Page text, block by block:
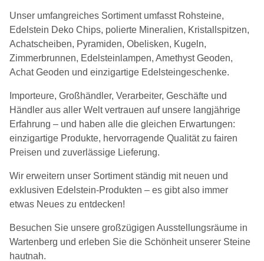
Unser umfangreiches Sortiment umfasst Rohsteine,
Edelstein Deko Chips, polierte Mineralien, Kristallspitzen,
Achatscheiben, Pyramiden, Obelisken, Kugeln,
Zimmerbrunnen, Edelsteinlampen, Amethyst Geoden,
Achat Geoden und einzigartige Edelsteingeschenke.
Importeure, Großhändler, Verarbeiter, Geschäfte und
Händler aus aller Welt vertrauen auf unsere langjährige
Erfahrung – und haben alle die gleichen Erwartungen:
einzigartige Produkte, hervorragende Qualität zu fairen
Preisen und zuverlässige Lieferung.
Wir erweitern unser Sortiment ständig mit neuen und
exklusiven Edelstein-Produkten – es gibt also immer
etwas Neues zu entdecken!
Besuchen Sie unsere großzügigen Ausstellungsräume in
Wartenberg und erleben Sie die Schönheit unserer Steine
hautnah.